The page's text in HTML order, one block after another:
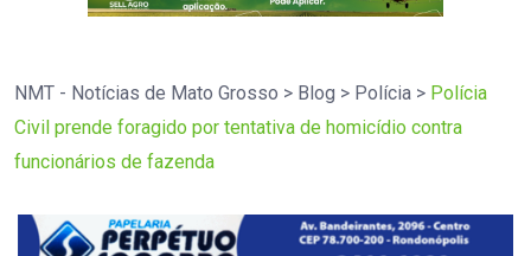
NMT - Notícias de Mato Grosso > Blog > Polícia > Polícia
Civil prende foragido por tentativa de homicídio contra
funcionários de fazenda